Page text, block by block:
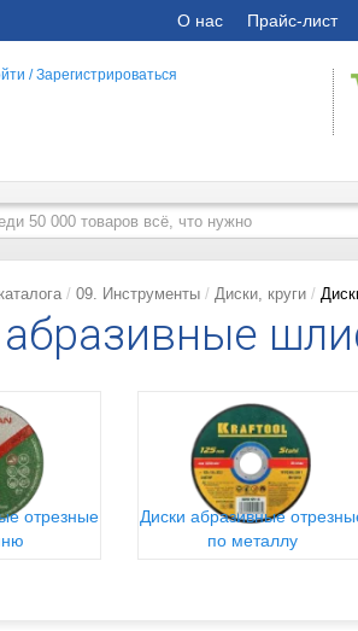
О нас Прайс-лист
/Зарегистрироваться
09. Инструменты Диски, круги
отрезные
Диски абразивные
по металлу